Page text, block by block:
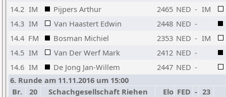
14.2 IM Pijpers Arthur 2465 NED - IM
14.3 IM Van Haastert Edwin 2448 NED -
14.4 FM Bosman Michiel 2353 NED - IM
14.5 IM Van Der Werf Mark 2412 NED -
14.6 IM De Jong Jan-Willem 2447 NED -
6. Runde am 11.11.2016 um 15:00
Br.
20 Schachgesellschaft Riehen Elo FED - 23